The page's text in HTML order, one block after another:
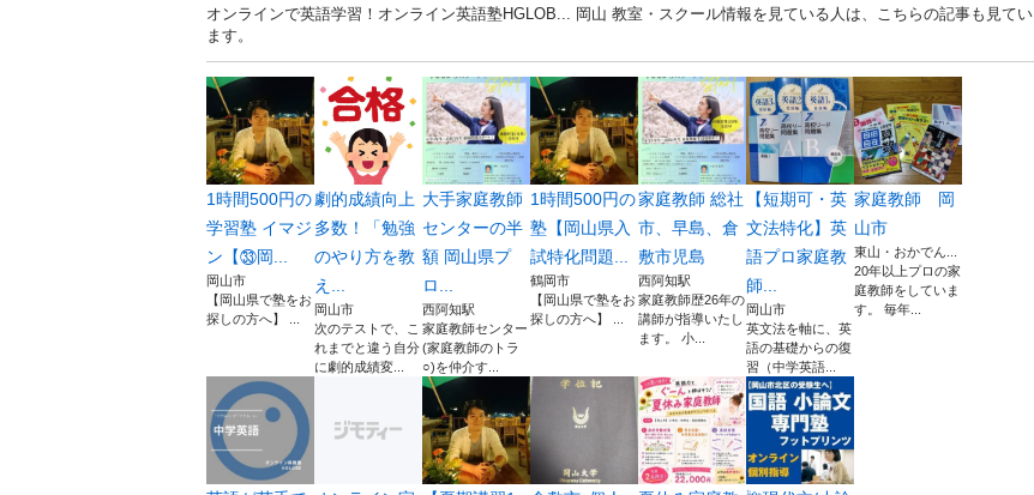
オンラインで英語学習！オンライン英語塾HGLOB... 岡山 教室・スクール情報を見ている人は、こちらの記事も見てい
ます。
1時間500円の
学習塾 イマジ
ン【㉝岡...
岡山市
【岡山県で塾をお
探しの方へ】 ...
劇的成績向上
多数！「勉強
のやり方を教
え...
岡山市
次のテストで、こ
れまでと違う自分
に劇的成績変...
大手家庭教師
センターの半
額 岡山県プ
ロ...
西阿知駅
家庭教師センター
(家庭教師のトラ
○)を仲介す...
1時間500円の
塾【岡山県入
試特化問題...
鶴岡市
【岡山県で塾をお
探しの方へ】 ...
家庭教師 総社
市、早島、倉
敷市児島
西阿知駅
家庭教師歴26年の
講師が指導いたし
ます。 小...
【短期可・英
文法特化】英
語プロ家庭教
師...
岡山市
英文法を軸に、英
語の基礎からの復
習（中学英語...
家庭教師 岡
山市
東山・おかでん...
20年以上プロの家
庭教師をしていま
す。 毎年...